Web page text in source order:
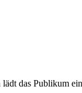
das Publikum